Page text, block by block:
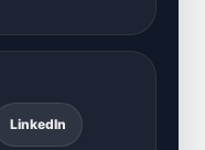
LinkedIn